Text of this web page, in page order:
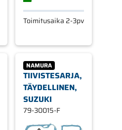
Toimitusaika 2-3pv
NAMURA
TIIVISTESARJA,
TÄYDELLINEN,
SUZUKI
79-30015-F